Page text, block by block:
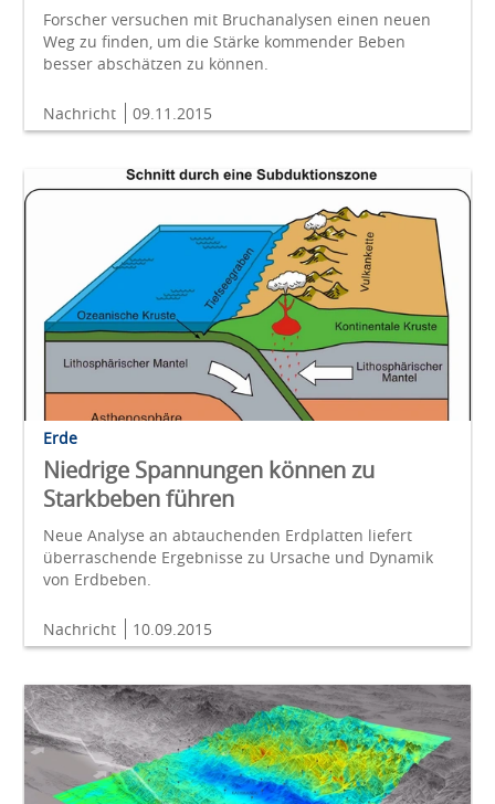
Forscher versuchen mit Bruchanalysen einen neuen
Weg zu finden, um die Stärke kommender Beben
besser abschätzen zu können.
Nachricht 09.11.2015
Erde
Niedrige Spannungen können zu
Starkbeben führen
Neue Analyse an abtauchenden Erdplatten liefert
überraschende Ergebnisse zu Ursache und Dynamik
von Erdbeben.
Nachricht 10.09.2015